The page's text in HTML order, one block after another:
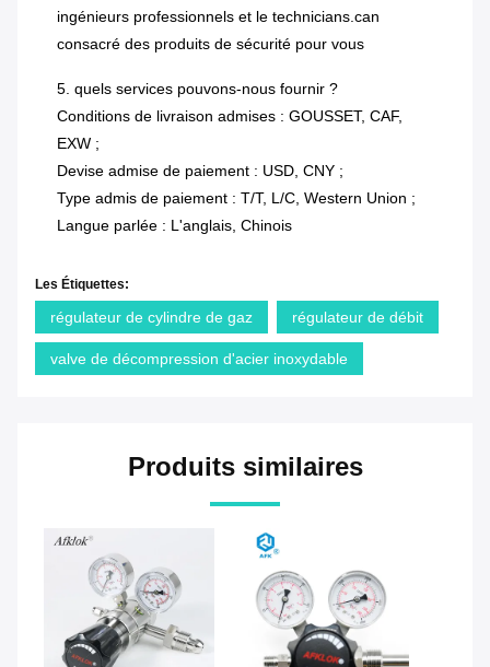
ingénieurs professionnels et le technicians.can
consacré des produits de sécurité pour vous
5. quels services pouvons-nous fournir ?
Conditions de livraison admises : GOUSSET, CAF,
EXW ;
Devise admise de paiement : USD, CNY ;
Type admis de paiement : T/T, L/C, Western Union ;
Langue parlée : L'anglais, Chinois
Les Étiquettes:
régulateur de cylindre de gaz régulateur de débit
valve de décompression d'acier inoxydable
Produits similaires